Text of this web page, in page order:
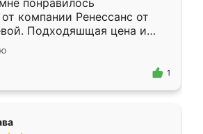
понравилось
компании Ренессанс от
Подходяшщая цена и
изготовления. Приехавший
Владислав
эскизу самый
1